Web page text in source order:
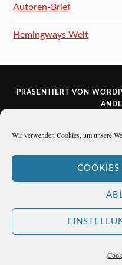
Wir verwenden Cookies, um unsere
COOKIES
Hemingways Welt